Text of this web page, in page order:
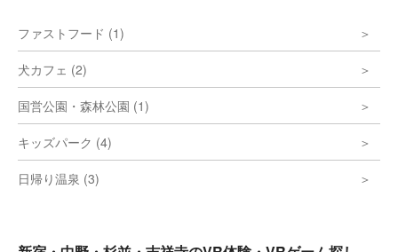
ファストフード (1)
犬カフェ (2)
国営公園・森林公園 (1)
キッズパーク (4)
日帰り温泉 (3)